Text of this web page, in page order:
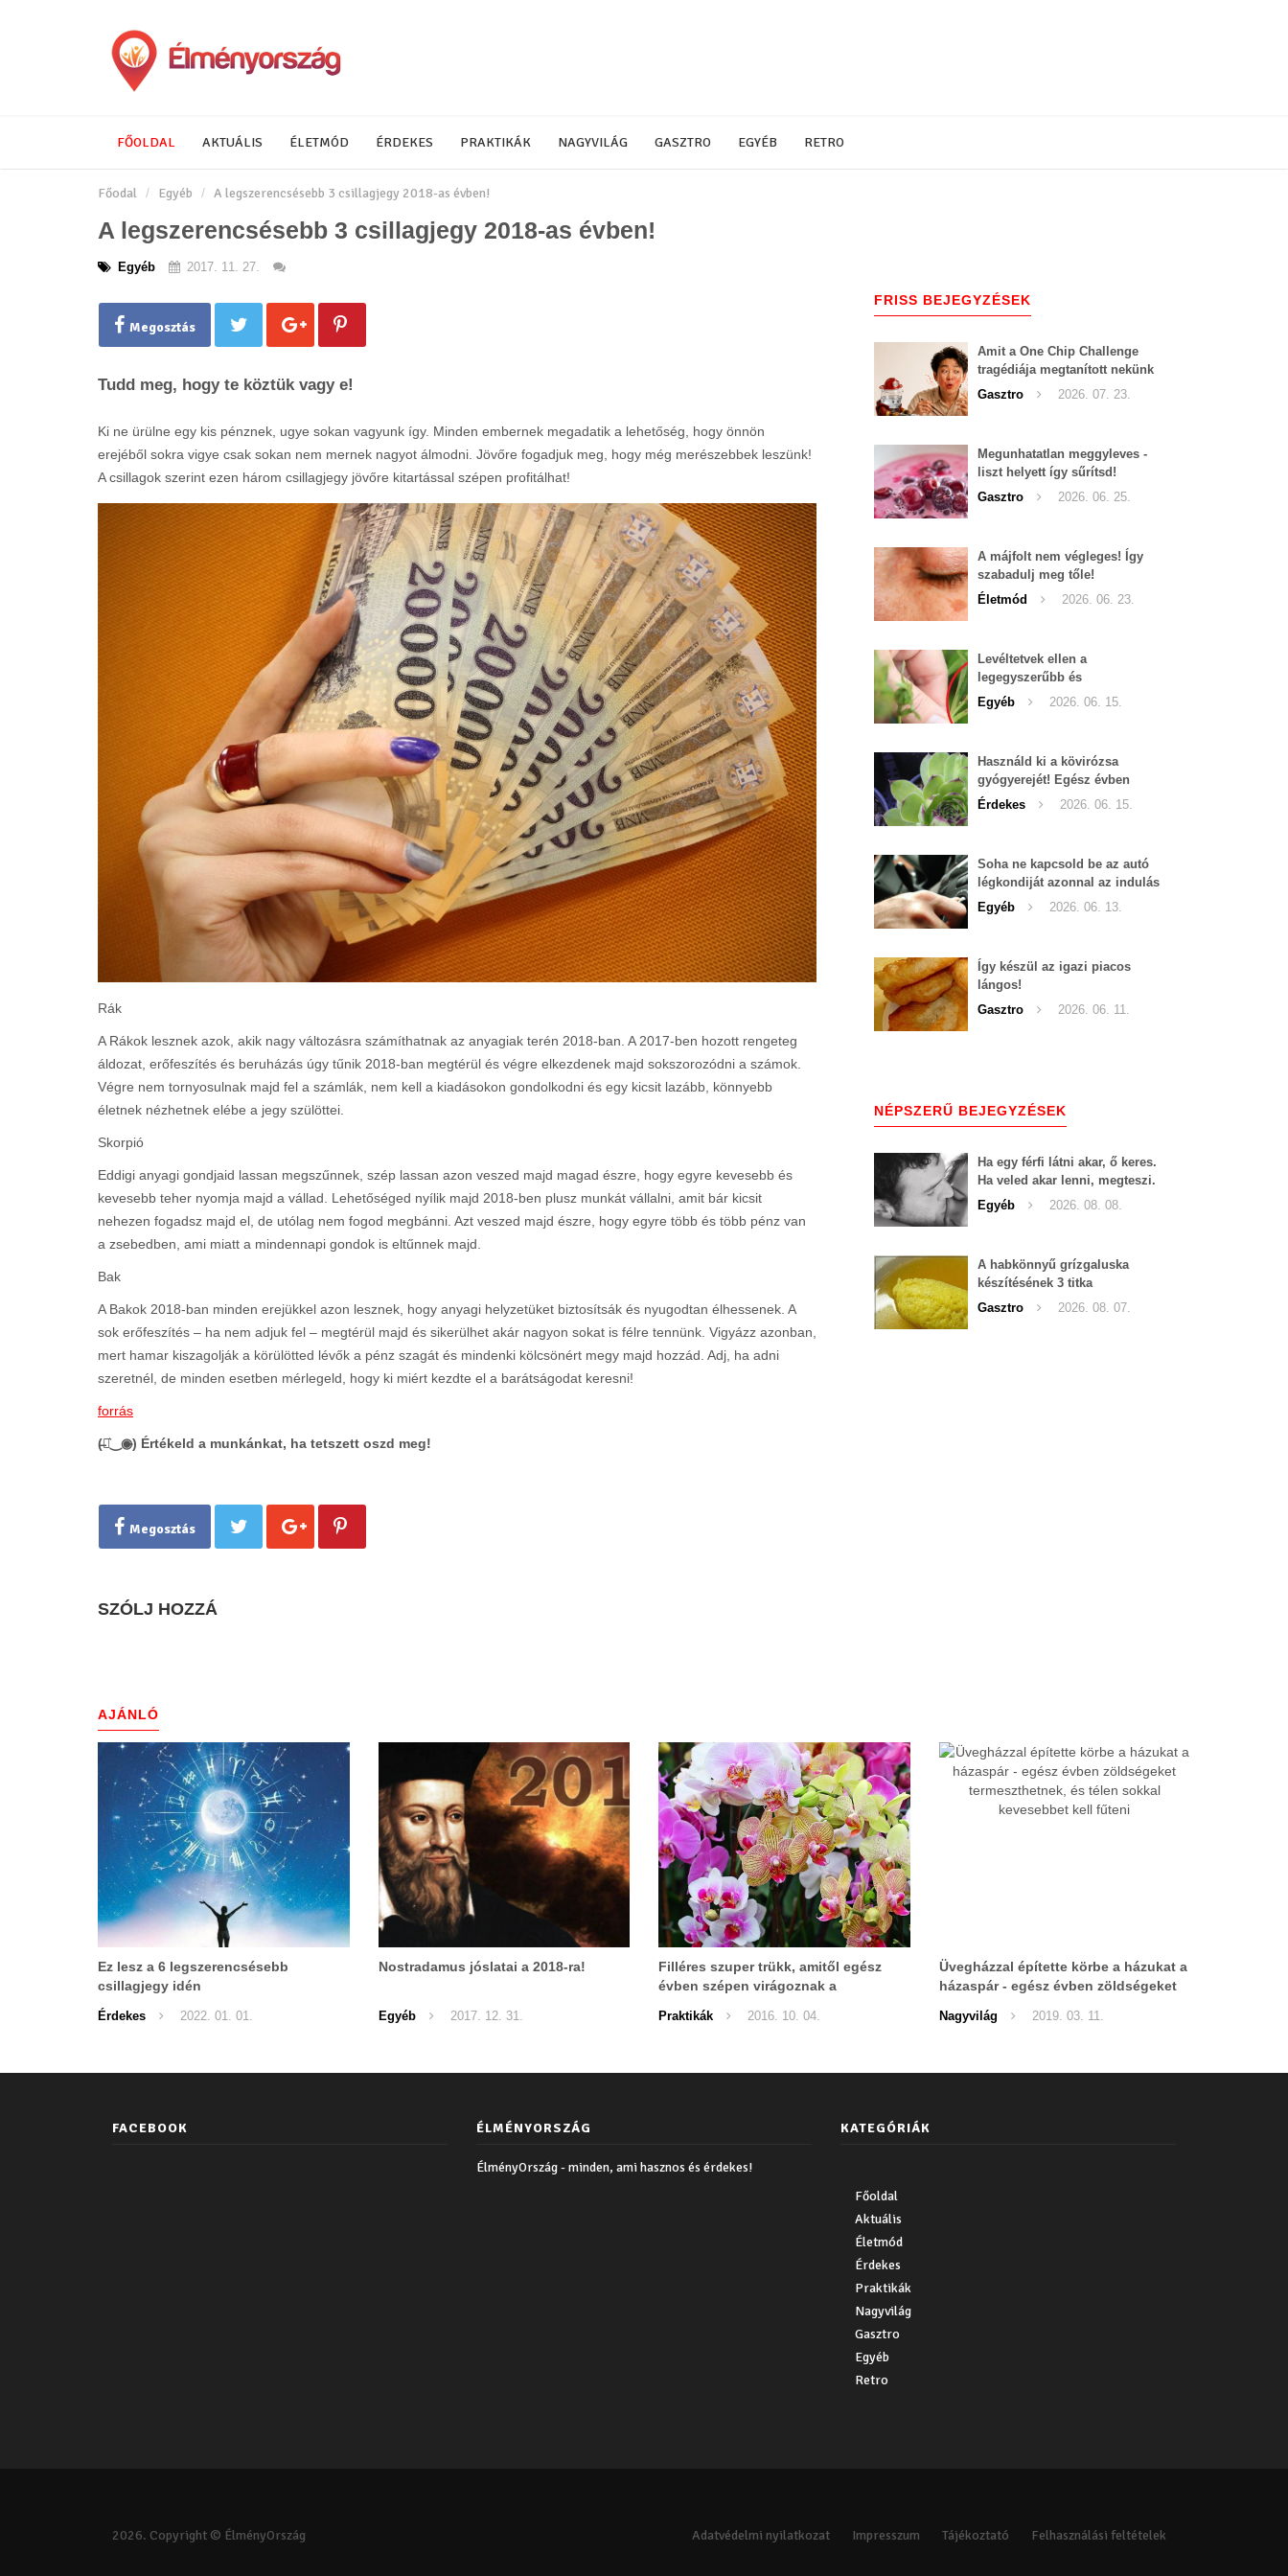
FŐOLDAL AKTUÁLIS ÉLETMÓD ÉRDEKES PRAKTIKÁK NAGYVILÁG GASZTRO EGYÉB RETRO
Főodal Egyéb A legszerencsésebb 3 csillagjegy 2018-as évben!
A legszerencsésebb 3 csillagjegy 2018-as évben!
Egyéb 2017. 11. 27.
Megosztás
Tudd meg, hogy te köztük vagy e!
Ki ne ürülne egy kis pénznek, ugye sokan vagyunk így. Minden embernek megadatik a lehetőség, hogy önnön
erejéből sokra vigye csak sokan nem mernek nagyot álmodni. Jövőre fogadjuk meg, hogy még merészebbek leszünk!
A csillagok szerint ezen három csillagjegy jövőre kitartással szépen profitálhat!
Rák
A Rákok lesznek azok, akik nagy változásra számíthatnak az anyagiak terén 2018-ban. A 2017-ben hozott rengeteg
áldozat, erőfeszítés és beruházás úgy tűnik 2018-ban megtérül és végre elkezdenek majd sokszorozódni a számok.
Végre nem tornyosulnak majd fel a számlák, nem kell a kiadásokon gondolkodni és egy kicsit lazább, könnyebb
életnek nézhetnek elébe a jegy szülöttei.
Skorpió
Eddigi anyagi gondjaid lassan megszűnnek, szép lassan azon veszed majd magad észre, hogy egyre kevesebb és
kevesebb teher nyomja majd a vállad. Lehetőséged nyílik majd 2018-ben plusz munkát vállalni, amit bár kicsit
nehezen fogadsz majd el, de utólag nem fogod megbánni. Azt veszed majd észre, hogy egyre több és több pénz van
a zsebedben, ami miatt a mindennapi gondok is eltűnnek majd.
Bak
A Bakok 2018-ban minden erejükkel azon lesznek, hogy anyagi helyzetüket biztosítsák és nyugodtan élhessenek. A
sok erőfeszítés – ha nem adjuk fel – megtérül majd és sikerülhet akár nagyon sokat is félre tennünk. Vigyázz azonban,
mert hamar kiszagolják a körülötted lévők a pénz szagát és mindenki kölcsönért megy majd hozzád. Adj, ha adni
szeretnél, de minden esetben mérlegeld, hogy ki miért kezdte el a barátságodat keresni!
forrás
(̶◉͛‿◉̶) Értékeld a munkánkat, ha tetszett oszd meg!
Megosztás
SZÓLJ HOZZÁ
FRISS BEJEGYZÉSEK
Amit a One Chip Challenge
tragédiája megtanított nekünk
a csípős kihívásokról
Gasztro 2026. 07. 23.
Megunhatatlan meggyleves -
liszt helyett így sűrítsd!
Gasztro
2026. 06. 25.
A májfolt nem végleges! Így
szabadulj meg tőle!
Életmód
2026. 06. 23.
Levéltetvek ellen a
legegyszerűbb és
leghatékonyabb filléres
háziszer
Egyéb 2026. 06. 15.
Használd ki a kövirózsa
gyógyerejét! Egész évben
hozzáférhető.
Érdekes 2026. 06. 15.
Soha ne kapcsold be az autó
légkondiját azonnal az indulás
után!
Egyéb 2026. 06. 13.
Így készül az igazi piacos
lángos!
Gasztro
2026. 06. 11.
NÉPSZERŰ BEJEGYZÉSEK
Ha egy férfi látni akar, ő keres.
Ha veled akar lenni, megteszi.
Nem egy nőnek kell tíz
körömmel belekapaszkodva
Egyéb 2026. 08. 08.
A habkönnyű grízgaluska
készítésének 3 titka
Gasztro
2026. 08. 07.
AJÁNLÓ
Ez lesz a 6 legszerencsésebb
csillagjegy idén
Érdekes 2022. 01. 01.
Nostradamus jóslatai a 2018-ra!
Egyéb 2017. 12. 31.
Filléres szuper trükk, amitől egész
évben szépen virágoznak a
Praktikák 2016. 10. 04.
Üvegházzal építette körbe a házukat a
házaspár - egész évben zöldségeket
kevesebbet kell fűteni
Nagyvilág 2019. 03. 11.
FACEBOOK ÉLMÉNYORSZÁG
ÉlményOrszág - minden, ami hasznos és érdekes!
KATEGÓRIÁK
Főoldal
Aktuális
Életmód
Érdekes
Praktikák
Nagyvilág
Gasztro
Egyéb
Retro
2026. Copyright © ÉlményOrszág Adatvédelmi nyilatkozat Impresszum Tájékoztató Felhasználási feltételek